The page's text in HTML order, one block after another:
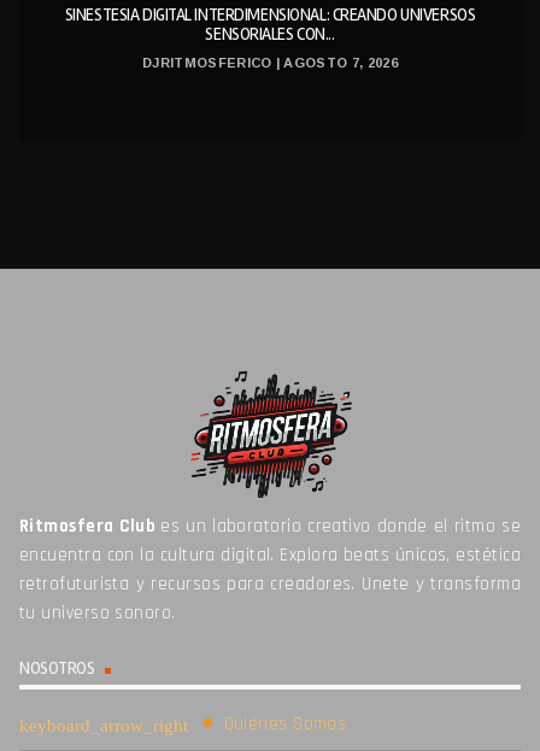
SINESTESIA DIGITAL INTERDIMENSIONAL: CREANDO UNIVERSOS
SENSORIALES CON...
DJRITMOSFERICO | AGOSTO 7, 2026
Ritmosfera Club es un laboratorio creativo donde el ritmo se
encuentra con la cultura digital. Explora beats únicos, estética
retrofuturista y recursos para creadores. Unete y transforma
tu universo sonoro.
NOSOTROS
Quiénes Somos